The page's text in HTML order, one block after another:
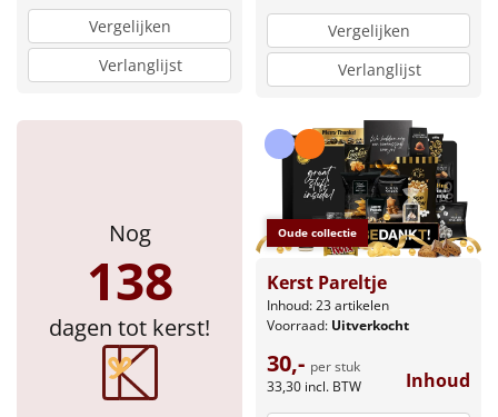
Vergelijken
Verlanglijst
Vergelijken
Verlanglijst
Nog
138
dagen tot kerst!
Oude collectie
Kerst Pareltje
Inhoud: 23 artikelen
Voorraad: Uitverkocht
30,- per stuk
33,30 incl. BTW Inhoud